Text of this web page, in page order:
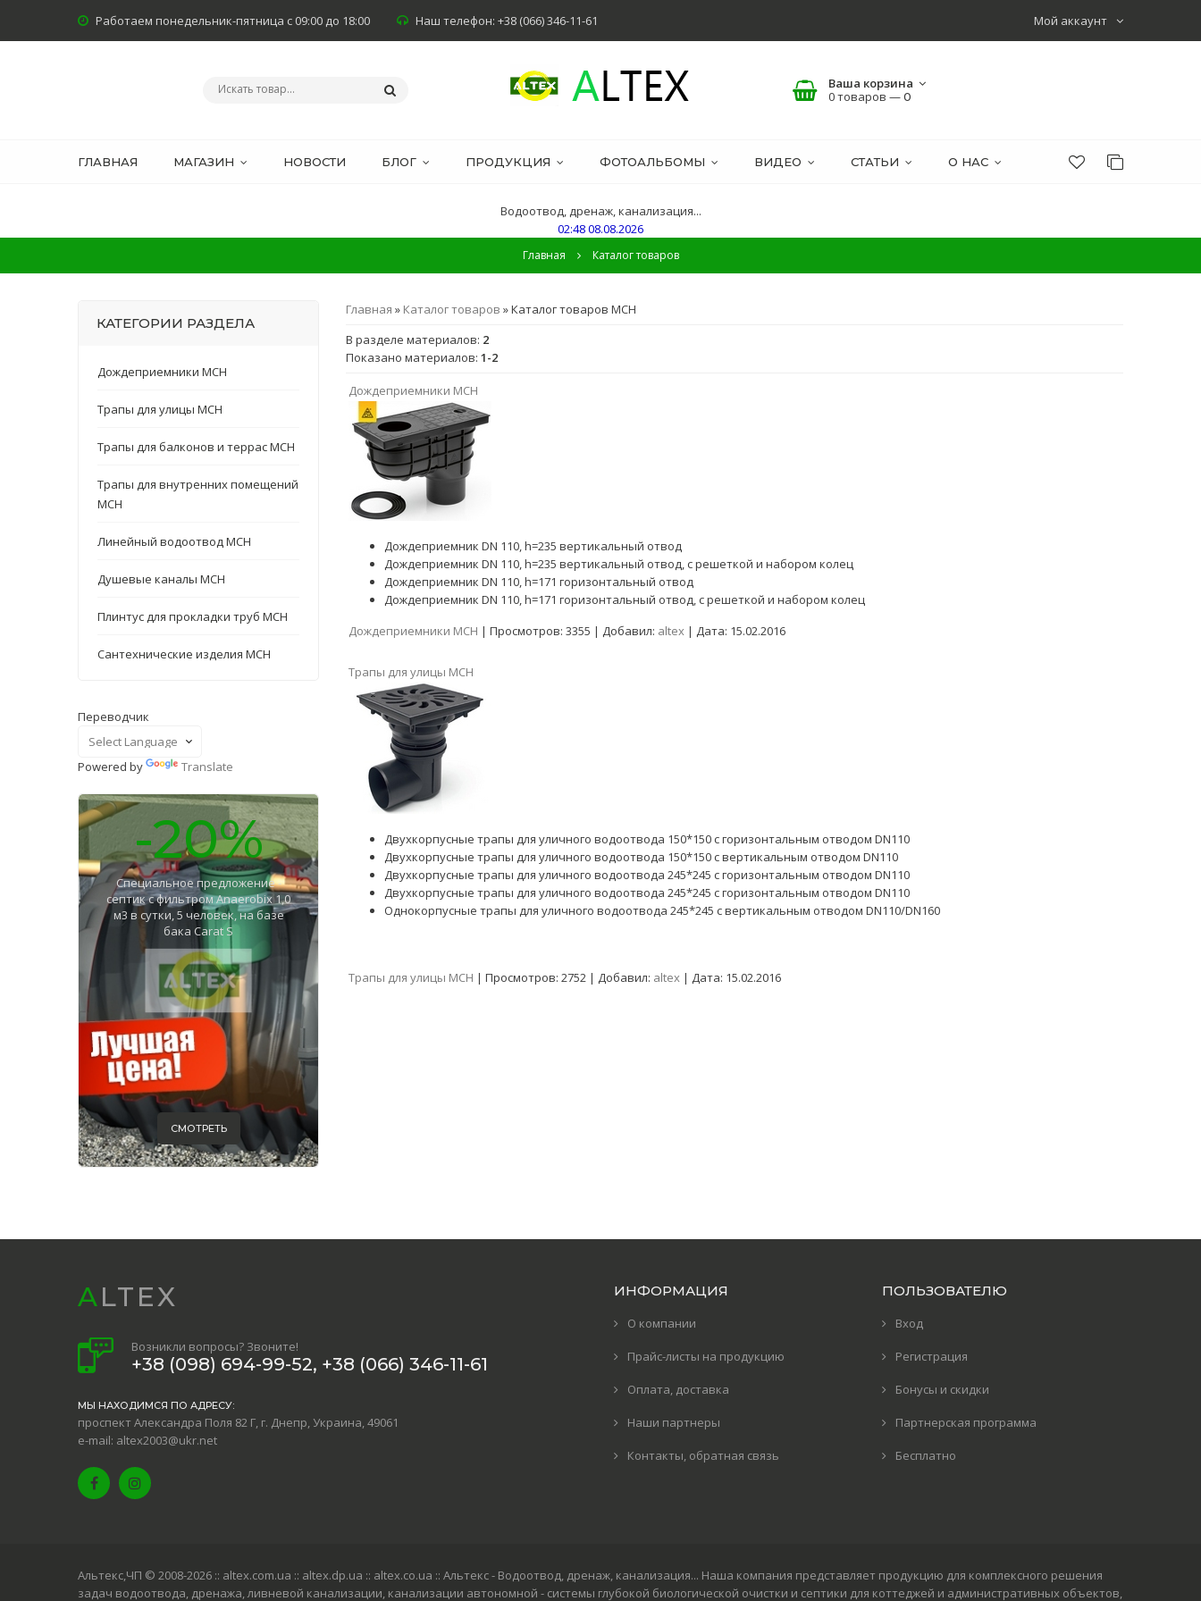
Мой аккаунт
Работаем понедельник-пятница с 09:00 до 18:00 Наш телефон: +38 (066) 346-11-61
Ваша корзина
0 товаров —0
ГЛАВНАЯ МАГАЗИН НОВОСТИ БЛОГ ПРОДУКЦИЯ ФОТОАЛЬБОМЫ ВИДЕО СТАТЬИ О НАС
Водоотвод, дренаж, канализация...
02:48 08.08.2026
Главная Каталог товаров
Главная » Каталог товаров » Каталог товаров MCH
В разделе материалов: 2
Показано материалов:1-2
Дождеприемники MCH
Дождеприемник DN 110, h=235 вертикальный отвод
Дождеприемник DN 110, h=235 вертикальный отвод, с решеткой и набором колец
Дождеприемник DN 110, h=171 горизонтальный отвод
Дождеприемник DN 110, h=171 горизонтальный отвод, с решеткой и набором колец
Дождеприемники MCH |Просмотров: 3355 |Добавил: altex |Дата: 15.02.2016
Трапы для улицы MCH
Двухкорпусные трапы для уличного водоотвода 150*150 с горизонтальным отводом DN110
Двухкорпусные трапы для уличного водоотвода 150*150 с вертикальным отводом DN110
Двухкорпусные трапы для уличного водоотвода 245*245 с горизонтальным отводом DN110
Двухкорпусные трапы для уличного водоотвода 245*245 с горизонтальным отводом DN110
Однокорпусные трапы для уличного водоотвода 245*245 с вертикальным отводом DN110/DN160
Трапы для улицы MCH |Просмотров: 2752 |Добавил: altex |Дата: 15.02.2016
КАТЕГОРИИ РАЗДЕЛА
Дождеприемники MCH
Трапы для улицы MCH
Трапы для балконов и террас MCH
Трапы для внутренних помещений
MCH
Линейный водоотвод MCH
Душевые каналы MCH
Плинтус для прокладки труб MCH
Сантехнические изделия MCH
Переводчик
Powered by Translate
-20%
Специальное предложение -
септик с фильтром Anaerobix 1,0
м3 в сутки, 5 человек, на базе
бака Carat S
СМОТРЕТЬ
ALTEX
Возникли вопросы? Звоните!
+38 (098) 694-99-52, +38 (066) 346-11-61
МЫ НАХОДИМСЯ ПО АДРЕСУ:
проспект Александра Поля 82 Г, г. Днепр, Украина, 49061
e-mail: altex2003@ukr.net
ИНФОРМАЦИЯ
О компании
Прайс-листы на продукцию
Оплата, доставка
Наши партнеры
Контакты, обратная связь
ПОЛЬЗОВАТЕЛЮ
Вход
Регистрация
Бонусы и скидки
Партнерская программа
Бесплатно
Альтекс,ЧП © 2008-2026 :: altex.com.ua :: altex.dp.ua :: altex.co.ua :: Альтекс - Водоотвод, дренаж, канализация... Наша компания представляет продукцию для комплексного решения
задач водоотвода, дренажа, ливневой канализации, канализации автономной - системы глубокой биологической очистки и септики для коттеджей и административных объектов,